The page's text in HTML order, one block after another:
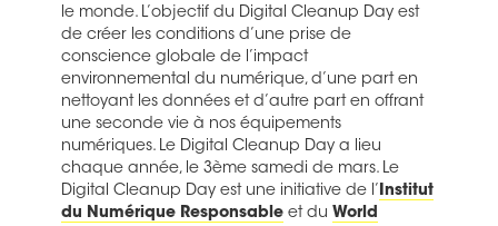
le monde. L’objectif du Digital Cleanup Day est
de créer les conditions d’une prise de
conscience globale de l’impact
environnemental du numérique, d’une part en
nettoyant les données et d’autre part en offrant
une seconde vie à nos équipements
numériques. Le Digital Cleanup Day a lieu
chaque année, le 3ème samedi de mars. Le
Digital Cleanup Day est une initiative de l’ Institut
du Numérique Responsable et du World